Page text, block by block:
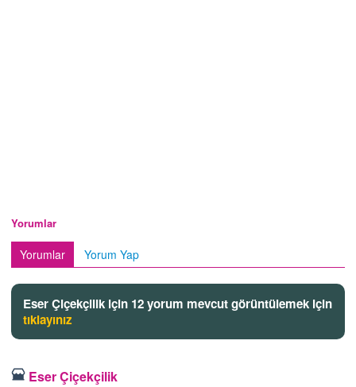
Yorumlar
Yorumlar Yorum Yap
Eser Çiçekçilik için 12 yorum mevcut görüntülemek için
tıklayınız
Eser Çiçekçilik